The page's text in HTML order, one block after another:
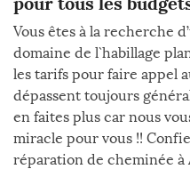
Vous êtes à la recherche
domaine de l`habillage
les tarifs pour faire appel
dépassent toujours
en faites plus car nous
miracle pour vous !!
réparation de cheminée